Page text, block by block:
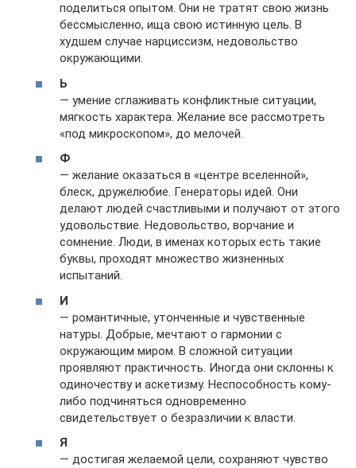
поделиться опытом. Они не тратят свою жизнь
бессмысленно, ища свою истинную цель. В
худшем случае нарциссизм, недовольство
окружающими.
Ь
— умение сглаживать конфликтные ситуации,
мягкость характера. Желание все рассмотреть
«под микроскопом», до мелочей.
Ф
— желание оказаться в «центре вселенной»,
блеск, дружелюбие. Генераторы идей. Они
делают людей счастливыми и получают от этого
удовольствие. Недовольство, ворчание и
сомнение. Люди, в именах которых есть такие
буквы, проходят множество жизненных
испытаний.
И
— романтичные, утонченные и чувственные
натуры. Добрые, мечтают о гармонии с
окружающим миром. В сложной ситуации
проявляют практичность. Иногда они склонны к
одиночеству и аскетизму. Неспособность кому-
либо подчиняться одновременно
свидетельствует о безразличии к власти.
Я
— достигая желаемой цели, сохраняют чувство